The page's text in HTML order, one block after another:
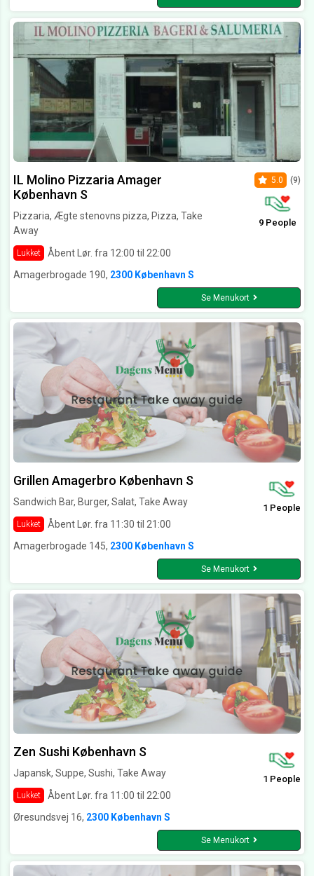
IL Molino Pizzaria Amager
København S
Pizzaria, Ægte stenovns pizza, Pizza, Take
Away
Lukket Åbent Lør. fra 12:00 til 22:00
5.0 (9)
9 People
Amagerbrogade 190, 2300 København S
Se Menukort
Grillen Amagerbro København S
Sandwich Bar, Burger, Salat, Take Away
Lukket Åbent Lør. fra 11:30 til 21:00
1 People
Amagerbrogade 145, 2300 København S
Se Menukort
Zen Sushi København S
Japansk, Suppe, Sushi, Take Away
Lukket Åbent Lør. fra 11:00 til 22:00
1 People
Øresundsvej 16, 2300 København S
Se Menukort